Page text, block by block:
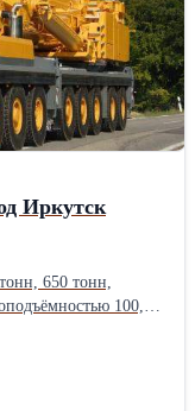
Иркутск
650 тонн,
100,